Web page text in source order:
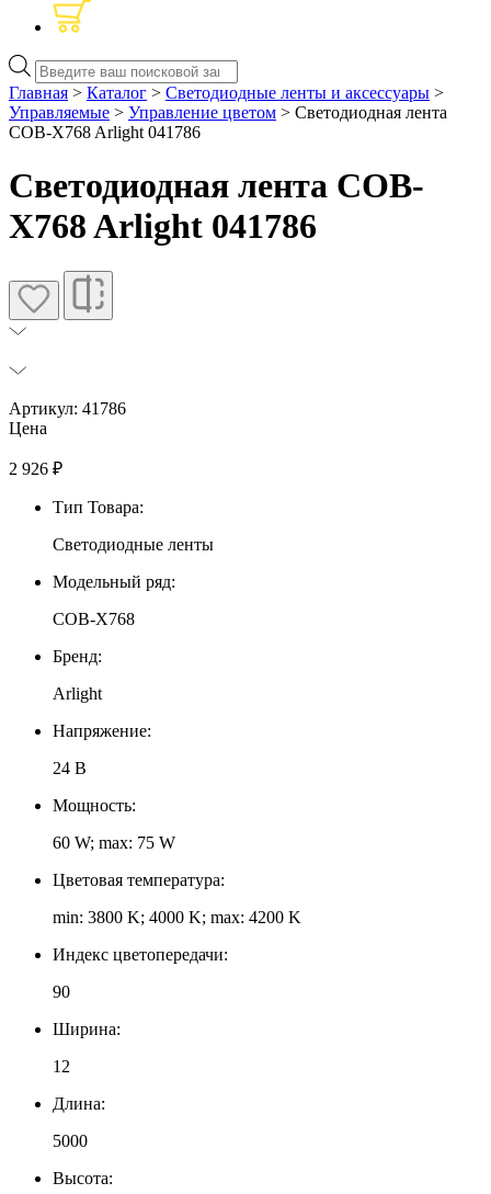
Поиск
товаров
Главная > Каталог > Светодиодные ленты и аксессуары >
Управляемые > Управление цветом > Светодиодная лента
COB-X768 Arlight 041786
Светодиодная лента COB-
X768 Arlight 041786
Артикул: 41786
Цена
2 926 ₽
Тип Товара:
Светодиодные ленты
Модельный ряд:
COB-X768
Бренд:
Arlight
Напряжение:
24 В
Мощность:
60 W; max: 75 W
Цветовая температура:
min: 3800 K; 4000 K; max: 4200 K
Индекс цветопередачи:
90
Ширина:
12
Длина:
5000
Высота: